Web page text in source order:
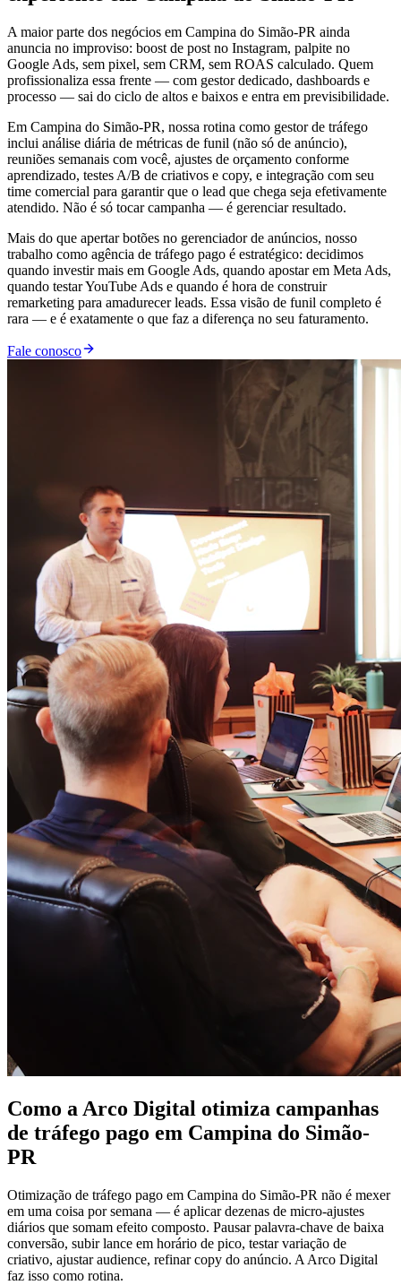
A maior parte dos negócios em Campina do Simão-PR ainda
anuncia no improviso: boost de post no Instagram, palpite no
Google Ads, sem pixel, sem CRM, sem ROAS calculado. Quem
profissionaliza essa frente — com gestor dedicado, dashboards e
processo — sai do ciclo de altos e baixos e entra em previsibilidade.
Em Campina do Simão-PR, nossa rotina como gestor de tráfego
inclui análise diária de métricas de funil (não só de anúncio),
reuniões semanais com você, ajustes de orçamento conforme
aprendizado, testes A/B de criativos e copy, e integração com seu
time comercial para garantir que o lead que chega seja efetivamente
atendido. Não é só tocar campanha — é gerenciar resultado.
Mais do que apertar botões no gerenciador de anúncios, nosso
trabalho como agência de tráfego pago é estratégico: decidimos
quando investir mais em Google Ads, quando apostar em Meta Ads,
quando testar YouTube Ads e quando é hora de construir
remarketing para amadurecer leads. Essa visão de funil completo é
rara — e é exatamente o que faz a diferença no seu faturamento.
Fale conosco
Como a Arco Digital otimiza campanhas
de tráfego pago em Campina do Simão-
PR
Otimização de tráfego pago em Campina do Simão-PR não é mexer
em uma coisa por semana — é aplicar dezenas de micro-ajustes
diários que somam efeito composto. Pausar palavra-chave de baixa
conversão, subir lance em horário de pico, testar variação de
criativo, ajustar audience, refinar copy do anúncio. A Arco Digital
faz isso como rotina.